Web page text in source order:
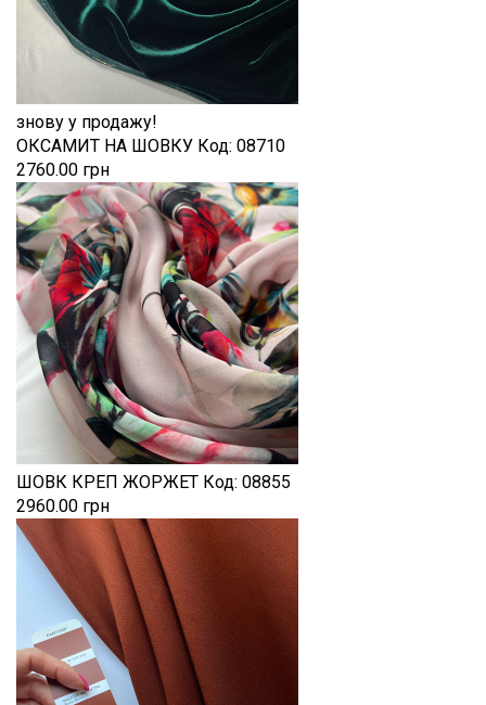
знову у продажу!
ОКСАМИТ НА ШОВКУ Код: 08710
2760.00 грн
ШОВК КРЕП ЖОРЖЕТ Код: 08855
2960.00 грн